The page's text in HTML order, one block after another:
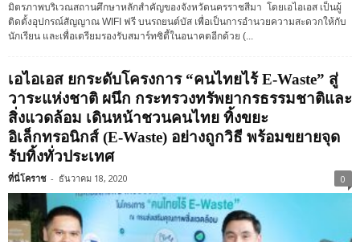
มิตรภาพบริเวณสถานศึกษาหลักสำคัญของจังหวัดนครราชสีมา โดยเอไอเอส เป็นผู้
ติดตั้งอุปกรณ์สัญญาณ WIFI ฟรี บนรถยนต์บัส เพื่อเป็นการอำนวยความสะดวกให้กับ
นักเรียน และเพื่อเตรียมรองรับสมาร์ทซิตี้ในอนาคตอีกด้วย (...
เอไอเอส ยกระดับโครงการ “คนไทยไร้ E-Waste” สู่
วาระแห่งชาติ ผนึก กระทรวงทรัพยากรธรรมชาติและ
สิ่งแวดล้อม เดินหน้าชวนคนไทย ทิ้งขยะ
อิเล็กทรอนิกส์ (E-Waste) อย่างถูกวิธี พร้อมขยายจุด
รับทิ้งทั่วประเทศ
ที่นี่โคราช - ธันวาคม 18, 2020 0